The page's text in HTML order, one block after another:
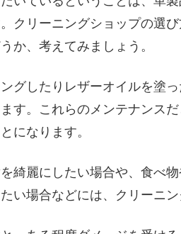
クリーニングショップの選び
か、考えてみましょう。
グしたりレザーオイルを塗
す。これらのメンテナンス
になります。
綺麗にしたい場合や、食べ
い場合などには、クリーニン